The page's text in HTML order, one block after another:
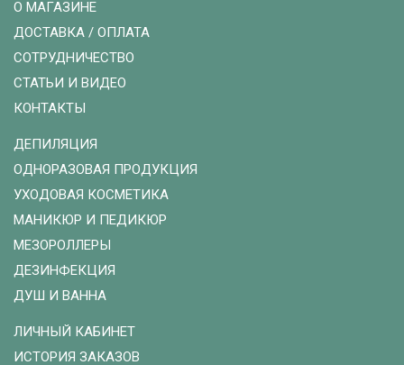
О МАГАЗИНЕ
ДОСТАВКА / ОПЛАТА
СОТРУДНИЧЕСТВО
СТАТЬИ И ВИДЕО
КОНТАКТЫ
ДЕПИЛЯЦИЯ
ОДНОРАЗОВАЯ ПРОДУКЦИЯ
УХОДОВАЯ КОСМЕТИКА
МАНИКЮР И ПЕДИКЮР
МЕЗОРОЛЛЕРЫ
ДЕЗИНФЕКЦИЯ
ДУШ И ВАННА
ЛИЧНЫЙ КАБИНЕТ
ИСТОРИЯ ЗАКАЗОВ